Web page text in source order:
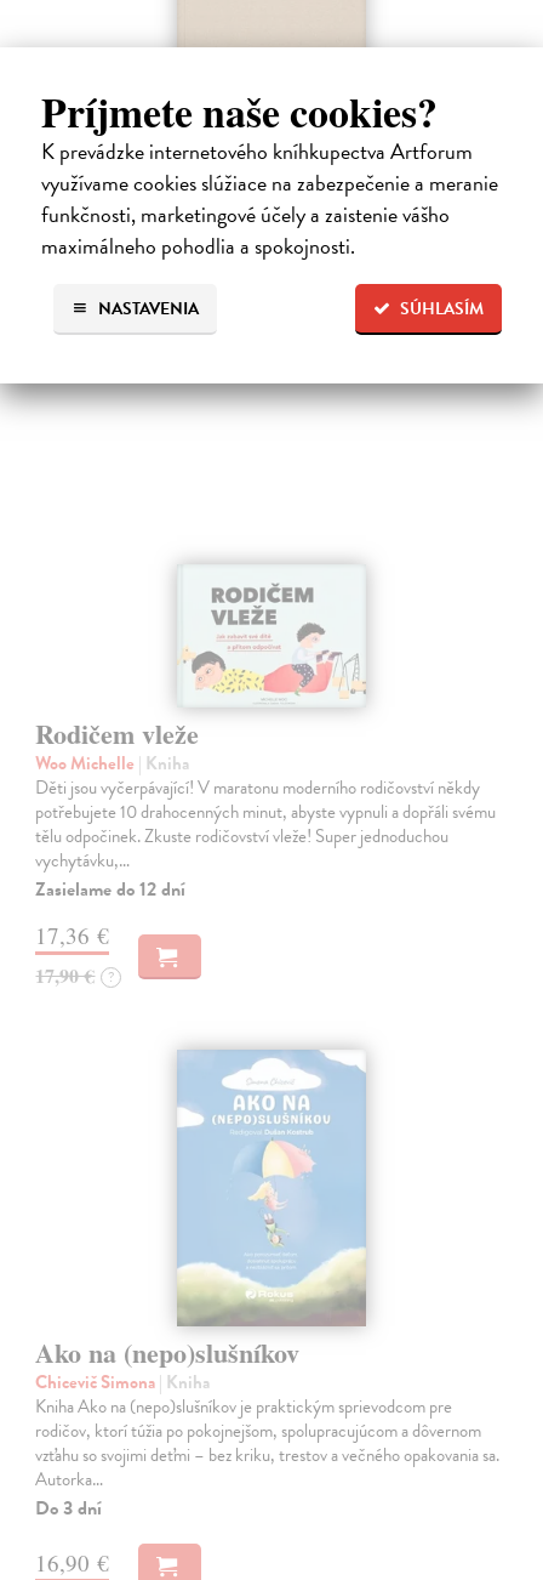
Príjmete naše cookies?
K prevádzke internetového kníhkupectva Artforum
využívame cookies slúžiace na zabezpečenie a meranie
funkčnosti, marketingové účely a zaistenie vášho
maximálneho pohodlia a spokojnosti.
SÚHLASÍM
NASTAVENIA
Ako byť rodičom dieťaťa s FASD
Brown Julia, Mather Mary| Kniha
Jedna z mála kníh o poruchách fetálneho alkoholového spektra v
slovenskom jazyku. Kniha nielen jasne a zrozumiteľne popisuje
problematiku FASD, ale ponúka aj konkrétne rady pri výchove detí s
touto diagnózou.…
10,00 €
Rodičem vleže
Woo Michelle | Kniha
Děti jsou vyčerpávající! V maratonu moderního rodičovství někdy
potřebujete 10 drahocenných minut, abyste vypnuli a dopřáli svému
tělu odpočinek. Zkuste rodičovství vleže! Super jednoduchou
vychytávku,…
Zasielame do 12 dní
17,36 €
17,90 € ?
Ako na (nepo)slušníkov
Chicevič Simona| Kniha
Kniha Ako na (nepo)slušníkov je praktickým sprievodcom pre
rodičov, ktorí túžia po pokojnejšom, spolupracujúcom a dôvernom
vzťahu so svojimi deťmi – bez kriku, trestov a večného opakovania sa.
Autorka…
Do 3 dní
16,90 €